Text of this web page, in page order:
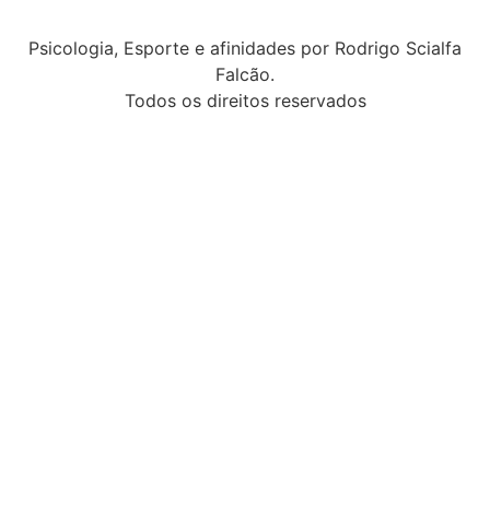
Psicologia, Esporte e afinidades por Rodrigo Scialfa
Falcão.
Todos os direitos reservados